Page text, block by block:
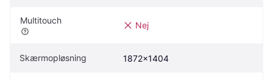
Multitouch Nej
Skærmopløsning 1872x1404